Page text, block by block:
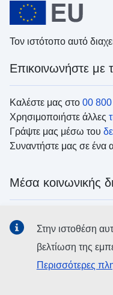
Τον ιστότοπο αυτό
Επικοινωνήστε με
Καλέστε μας στο 00
Χρησιμοποιήστε άλλες
Γράψτε μας μέσω του
Συναντήστε μας σε ένα
Μέσα κοινωνικής
δικτύωσηςΣτην ιστοθέση
βελτίωση της
Περισσότερες